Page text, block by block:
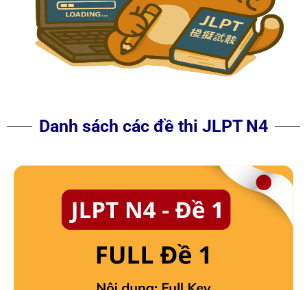
Danh sách các đề thi JLPT N4